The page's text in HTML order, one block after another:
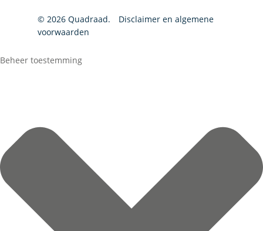
© 2026 Quadraad.
Disclaimer en algemene
voorwaarden
Beheer toestemming